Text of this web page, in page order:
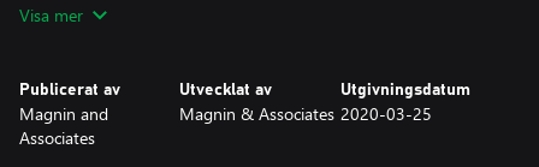
Visa mer
Publicerat av
Magnin and
Associates
Utvecklat av
Magnin & Associates
Utgivningsdatum
2020-03-25